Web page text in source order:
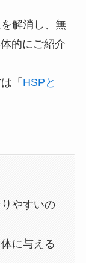
解消し、無
的にご紹介
「 HSPと
やすいの
に与える